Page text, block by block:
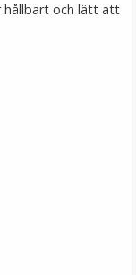
f/2.8L USM
hållbart och lätt att